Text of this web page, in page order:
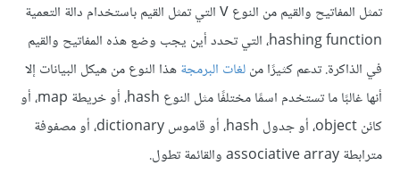
تمثل المفاتيح والقيم من النوع V التي تمثل القيم باستخدام دالة التعمية
hashing function، التي تحدد أين يجب وضع هذه المفاتيح والقيم
في الذاكرة. تدعم كثيرًا منلغات البرمجةهذا النوع من هيكل البيانات إلا
أنها غالبًا ما تستخدم اسمًا مختلفًا مثل النوع hash، أو خريطة map، أو
كائن object، أو جدول hash، أو قاموس dictionary، أو مصفوفة
مترابطة associative array والقائمة تطول.